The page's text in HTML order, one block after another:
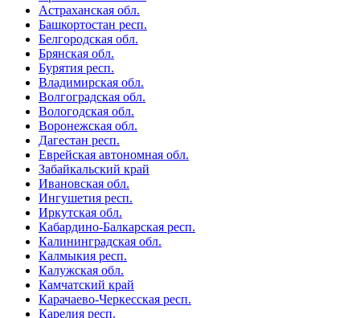
Астраханская обл.
Башкортостан респ.
Белгородская обл.
Брянская обл.
Бурятия респ.
Владимирская обл.
Волгоградская обл.
Вологодская обл.
Воронежская обл.
Дагестан респ.
Еврейская автономная обл.
Забайкальский край
Ивановская обл.
Ингушетия респ.
Иркутская обл.
Кабардино-Балкарская респ.
Калининградская обл.
Калмыкия респ.
Калужская обл.
Камчатский край
Карачаево-Черкесская респ.
Карелия респ.